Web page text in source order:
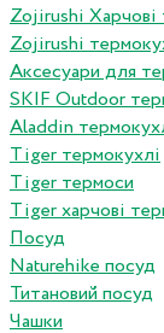
Zojirushi Харчові
Zojirushi
Аксесуари для
SKIF Outdoor
Aladdin
Tiger термокухлі
Tiger термоси
Tiger харчові
Посуд
Naturehike посуд
Титановий посуд
Чашки